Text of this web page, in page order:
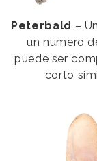
Peterbald –
un número
puede ser
corto